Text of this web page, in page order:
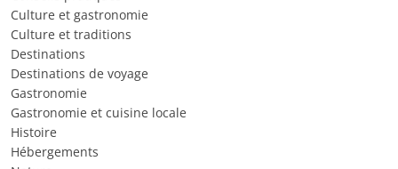
Culture et gastronomie
Culture et traditions
Destinations
Destinations de voyage
Gastronomie
Gastronomie et cuisine locale
Histoire
Hébergements